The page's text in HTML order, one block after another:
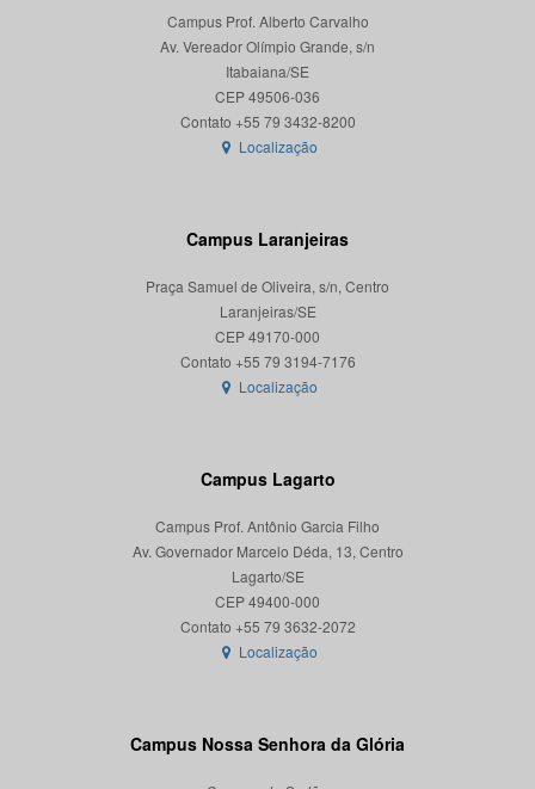
Campus Prof. Alberto Carvalho
Av. Vereador Olímpio Grande, s/n
Itabaiana/SE
CEP 49506-036
Localização
Campus Laranjeiras
Praça Samuel de Oliveira, s/n, Centro
Laranjeiras/SE
CEP 49170-000
Localização
Campus Lagarto
Campus Prof. Antônio Garcia Filho
Av. Governador Marcelo Déda, 13, Centro
Lagarto/SE
CEP 49400-000
Localização
Campus Nossa Senhora da Glória